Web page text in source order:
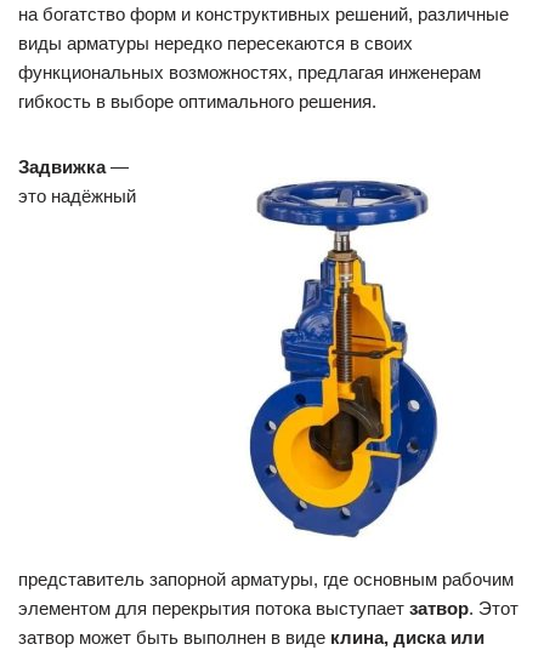
на богатство форм и конструктивных решений, различные
виды арматуры нередко пересекаются в своих
функциональных возможностях, предлагая инженерам
гибкость в выборе оптимального решения.
Задвижка—
это надёжный
представитель запорной арматуры, где основным рабочим
элементом для перекрытия потока выступает затвор. Этот
затвор может быть выполнен в виде клина, диска или